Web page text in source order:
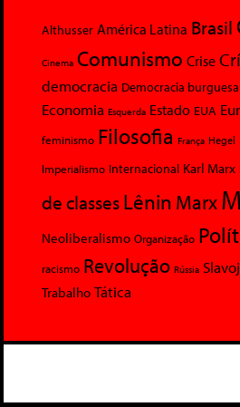
Althusser América Latina Brasil
Cinema Comunismo Crise
democracia Democracia burguesa
Economia Esquerda Estado EUA
feminismo Filosofia França Hegel
Imperialismo Internacional Karl Marx
de classesLênin Marx
Neoliberalismo Organização
racismo Revolução Rússia
Trabalho Tática